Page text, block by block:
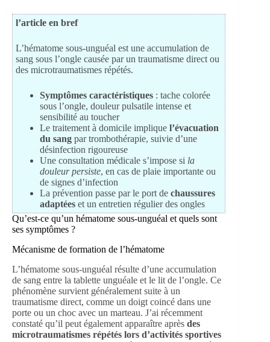
l’article en bref
L’hématome sous-unguéal est une accumulation de
sang sous l’ongle causée par un traumatisme direct ou
des microtraumatismes répétés.
Symptômes caractéristiques : tache colorée
sous l’ongle, douleur pulsatile intense et
sensibilité au toucher
Le traitement à domicile implique l’évacuation
du sang par trombothérapie, suivie d’une
désinfection rigoureuse
Une consultation médicale s’impose si la
douleur persiste, en cas de plaie importante ou
de signes d’infection
La prévention passe par le port de chaussures
adaptées et un entretien régulier des ongles
Qu’est-ce qu’un hématome sous-unguéal et quels sont
ses symptômes ?
Mécanisme de formation de l’hématome
L’hématome sous-unguéal résulte d’une accumulation
de sang entre la tablette unguéale et le lit de l’ongle. Ce
phénomène survient généralement suite à un
traumatisme direct, comme un doigt coincé dans une
porte ou un choc avec un marteau. J’ai récemment
constaté qu’il peut également apparaître après des
microtraumatismes répétés lors d’activités sportives